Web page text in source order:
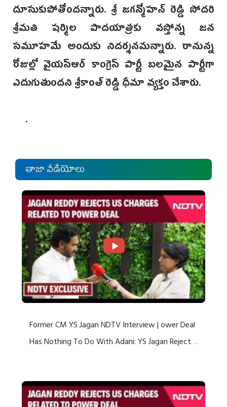
దూసుకుపోతోందన్నారు. శ్రీ జగన్మోహన్ రెడ్డి సోదరి
శ్రీమతి షర్మిల పాదయాత్రకు వస్తోన్న జన
సమూహమే అందుకు నిదర్శనమన్నారు. రానున్న
రోజుల్లో వైయస్ఆర్ కాంగ్రెస్ పార్టీ బలమైన పార్టీగా
ఎదుగుతుందని శ్రీకాంత్ రెడ్డి ధీమా వ్యక్తం చేశారు.
.
తాజా వీడియోలు
Former CM YS Jagan NDTV Interview | ower Deal
Has Nothing To Do With Adani: YS Jagan Rejects